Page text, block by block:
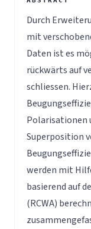
Durch
mit
Daten ist es
rückwärts auf
schliessen.
Polarisationen
Superposition
werden mit
basierend auf
(RCWA)